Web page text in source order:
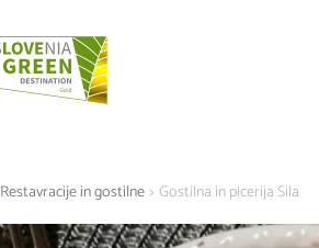
Restavracije in gostilne > Gostilna in picerija Sila